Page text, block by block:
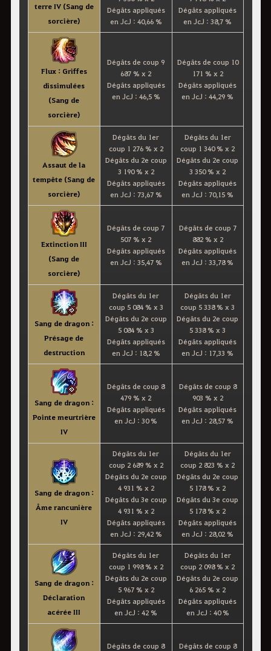
terre IV (Sang de
sorcière)
Dégâts appliqués
en JcJ : 40,66 %
Dégâts appliqués
en JcJ : 38,7 %
Flux : Griffes
dissimulées
(Sang de
sorcière)
Dégâts de coup 9
687 % x 2
Dégâts appliqués
en JcJ : 46,5 %
Dégâts de coup 10
171 % x 2
Dégâts appliqués
en JcJ : 44,29 %
Assaut de la
tempête (Sang de
sorcière)
Dégâts du 1er
coup 1 276 % x 2
Dégâts du 2e coup
3 190 % x 2
Dégâts appliqués
en JcJ : 73,67 %
Dégâts du 1er
coup 1 340 % x 2
Dégâts du 2e coup
3 350 % x 2
Dégâts appliqués
en JcJ : 70,15 %
Extinction III
(Sang de
sorcière)
Dégâts de coup 7
507 % x 2
Dégâts appliqués
en JcJ : 35,47 %
Dégâts de coup 7
882 % x 2
Dégâts appliqués
en JcJ : 33,78 %
Sang de dragon :
Présage de
destruction
Dégâts du 1er
coup 5 084 % x 3
Dégâts du 2e coup
5 084 % x 3
Dégâts appliqués
en JcJ : 18,2 %
Dégâts du 1er
coup 5 338 % x 3
Dégâts du 2e coup
5 338 % x 3
Dégâts appliqués
en JcJ : 17,33 %
Sang de dragon :
Pointe meurtrière
IV
Dégâts de coup 8
479 % x 2
Dégâts appliqués
en JcJ : 30 %
Dégâts de coup 8
903 % x 2
Dégâts appliqués
en JcJ : 28,57 %
Sang de dragon :
Âme rancunière
IV
Dégâts du 1er
coup 2 689 % x 2
Dégâts du 2e coup
4 931 % x 2
Dégâts du 3e coup
4 931 % x 2
Dégâts appliqués
en JcJ : 29,42 %
Dégâts du 1er
coup 2 823 % x 2
Dégâts du 2e coup
5 178 % x 2
Dégâts du 3e coup
5 178 % x 2
Dégâts appliqués
en JcJ : 28,02 %
Sang de dragon :
Déclaration
acérée III
Dégâts du 1er
coup 1 998 % x 2
Dégâts du 2e coup
5 967 % x 2
Dégâts appliqués
en JcJ : 42 %
Dégâts du 1er
coup 2 098 % x 2
Dégâts du 2e coup
6 265 % x 2
Dégâts appliqués
en JcJ : 40 %
Dégâts de coup 8
Dégâts de coup 8